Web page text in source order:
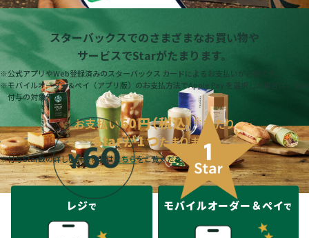
スターバックスでのさまざまなお買い物や
サービスでStarがたまります。
※公式アプリやWeb登録済みのスターバックス カードによるお支払いが必要です。
※モバイルオーダー&ペイ（アプリ版）のお支払方法でApple Pay を選択した場合は、Star
付与の対象外です。
お支払い60円（税込）※あたり
Starが1つたまります。
※付与Star数の詳しい計算内容はこちらをご覧ください。
レジで モバイルオーダー＆ペイで